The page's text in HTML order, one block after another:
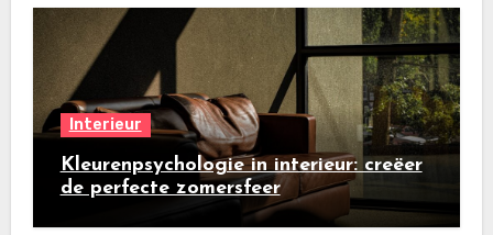
Interieur
Kleurenpsychologie in interieur: creëer
de perfecte zomersfeer